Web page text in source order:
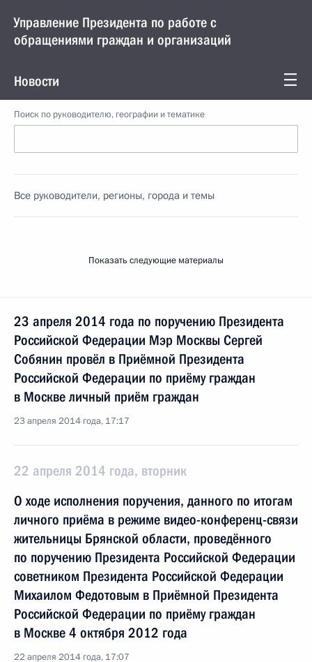
Управление Президента по работе с
обращениями граждан и организаций
Новости
Поиск по руководителю, географии и тематике
Все руководители, регионы, города и темы
Показать следующие материалы
23 апреля 2014 года по поручению Президента
Российской Федерации Мэр Москвы Сергей
Собянин провёл в Приёмной Президента
Российской Федерации по приёму граждан
в Москве личный приём граждан
23 апреля 2014 года, 17:17
22 апреля 2014 года, вторник
О ходе исполнения поручения, данного по итогам
личного приёма в режиме видео-конференц-связи
жительницы Брянской области, проведённого
по поручению Президента Российской Федерации
советником Президента Российской Федерации
Михаилом Федотовым в Приёмной Президента
Российской Федерации по приёму граждан
в Москве 4 октября 2012 года
22 апреля 2014 года, 17:07